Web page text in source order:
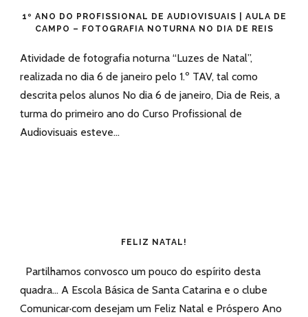
1º ANO DO PROFISSIONAL DE AUDIOVISUAIS | AULA DE
CAMPO – FOTOGRAFIA NOTURNA NO DIA DE REIS
Atividade de fotografia noturna “Luzes de Natal”,
realizada no dia 6 de janeiro pelo 1.º TAV, tal como
descrita pelos alunos No dia 6 de janeiro, Dia de Reis, a
turma do primeiro ano do Curso Profissional de
Audiovisuais esteve...
FELIZ NATAL!
Partilhamos convosco um pouco do espírito desta
quadra… A Escola Básica de Santa Catarina e o clube
Comunicar·com desejam um Feliz Natal e Próspero Ano